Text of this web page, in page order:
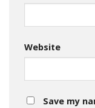
Website
Save my